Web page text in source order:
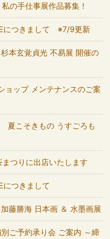
の手仕事展作品募集！
につきまして ※7/9更新
本玄覚貞光 不易展 開催の
ョップ メンテナンスのご案
夏こそきもの うすごろも
まつりに出店いたします
につきまして
藤勝海 日本画 ＆ 水墨画展
ご予約承り会 ご案内 ～締